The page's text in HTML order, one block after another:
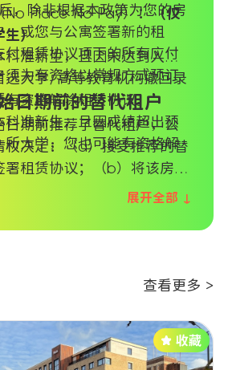
，除非根据本政策为您的房
，或您与公寓签署新的租
付租赁协议项下的所有应付
须为有资格以常规方式预订
。
No Place No Pay）：（仅
生）
科准新生，且因未达到入学
选大学/高等教育机构撤回录
有资格解除租赁协议。
科准新生，且因成绩超出预
所大学，您也可能有资格解
截图（确认未达到所需成
绩公布之日起7个日历日内送
料连同取消表格一并提交。
件并核实确认后，将取消租
还任何押金或预付租金。
日期前的替代租户
日期前推荐了替代租户，公
权决定：（a）接受推荐的替
署租赁协议；（b）将该房间
或（c）将房间分配给等候名
七天后，公寓将解除您的租
展开全部 ↓
查看更多 >